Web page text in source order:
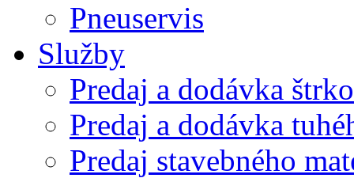
Pneuservis
Služby
Predaj a dodávka
Predaj a dodávka
Predaj stavebného